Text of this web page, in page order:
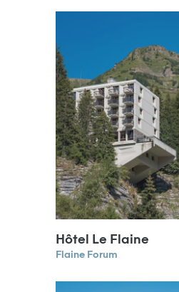
Hôtel Le Flaine
Flaine Forum